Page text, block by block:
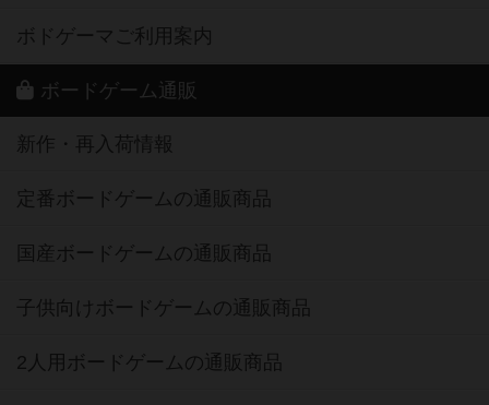
ボドゲーマご利用案内
ボードゲーム通販
新作・再入荷情報
定番ボードゲームの通販商品
国産ボードゲームの通販商品
子供向けボードゲームの通販商品
2人用ボードゲームの通販商品